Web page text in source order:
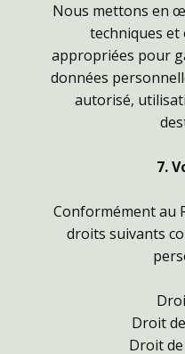
Nous mettons en
techniques
appropriées pour
données
autorisé,
7.
Conformément au
droits suivants
Droit
Droit